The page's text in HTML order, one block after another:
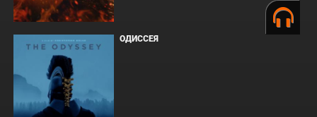
ОДИССЕЯ